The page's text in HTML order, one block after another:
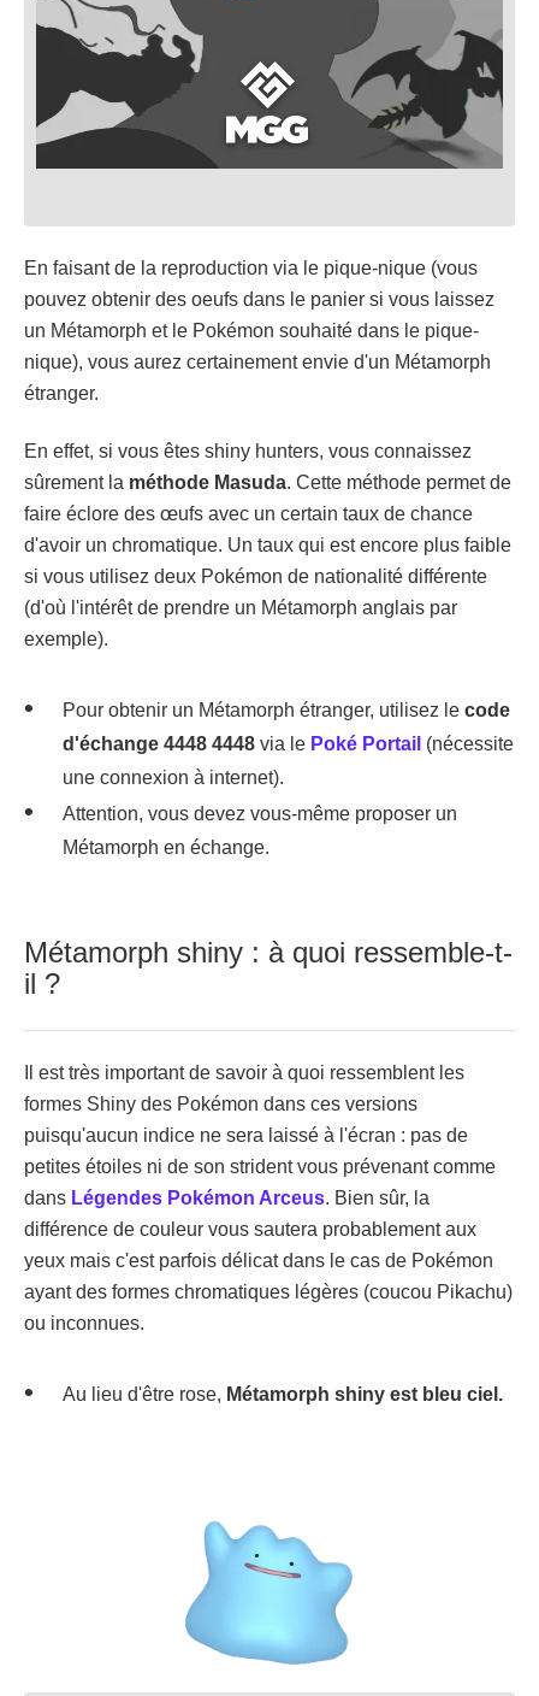
En faisant de la reproduction via le pique-nique (vous
pouvez obtenir des oeufs dans le panier si vous laissez
un Métamorph et le Pokémon souhaité dans le pique-
nique), vous aurez certainement envie d'un Métamorph
étranger.
En effet, si vous êtes shiny hunters, vous connaissez
sûrement la méthode Masuda. Cette méthode permet de
faire éclore des œufs avec un certain taux de chance
d'avoir un chromatique. Un taux qui est encore plus faible
si vous utilisez deux Pokémon de nationalité différente
(d'où l'intérêt de prendre un Métamorph anglais par
exemple).
Pour obtenir un Métamorph étranger, utilisez le code
d'échange 4448 4448 via le Poké Portail (nécessite
une connexion à internet).
Attention, vous devez vous-même proposer un
Métamorph en échange.
Métamorph shiny : à quoi ressemble-t-
il ?
Il est très important de savoir à quoi ressemblent les
formes Shiny des Pokémon dans ces versions
puisqu'aucun indice ne sera laissé à l'écran : pas de
petites étoiles ni de son strident vous prévenant comme
dans Légendes Pokémon Arceus. Bien sûr, la
différence de couleur vous sautera probablement aux
yeux mais c'est parfois délicat dans le cas de Pokémon
ayant des formes chromatiques légères (coucou Pikachu)
ou inconnues.
Au lieu d'être rose, Métamorph shiny est bleu ciel.